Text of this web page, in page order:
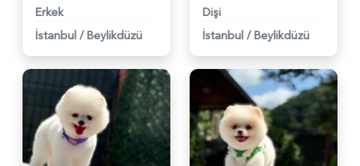
Erkek
İstanbul / Beylikdüzü
Dişi
İstanbul / Beylikdüzü